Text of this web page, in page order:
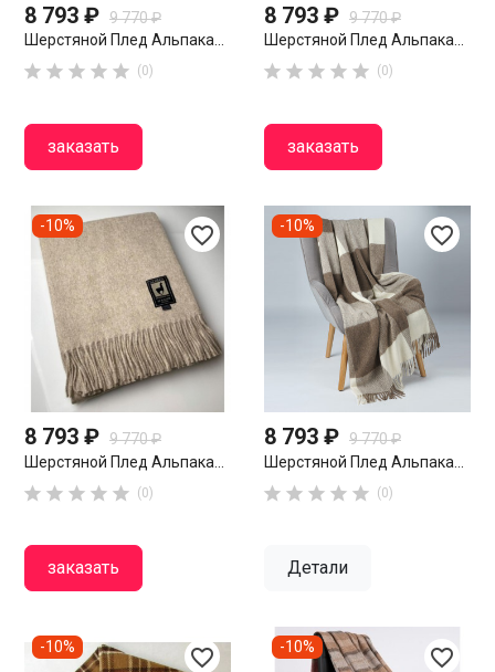
8 793 ₽ 9 770 ₽
Шерстяной Плед Альпака...
     (0)
заказать
8 793 ₽ 9 770 ₽
Шерстяной Плед Альпака...
     (0)
заказать
favorite_border
8 793 ₽ 9 770 ₽
Шерстяной Плед Альпака...
     (0)
заказать
-10% favorite_border
8 793 ₽ 9 770 ₽
Шерстяной Плед Альпака...
     (0)
Детали
-10%
favorite_border
-10% favorite_border
-10%